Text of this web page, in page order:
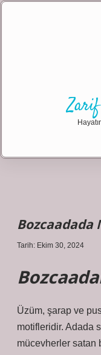
Zarif
Bozcaadada
Tarih: Ekim 30, 2024
Üzüm, şarap ve
motifleridir. Adada
mücevherler satan